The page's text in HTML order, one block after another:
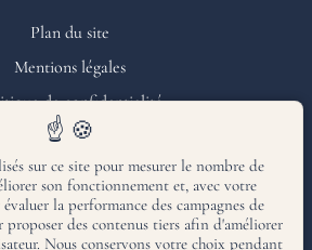
Plan du site
Mentions légales
de confidentialité
Gérer les cookies
: YX PARMAR
Sabre : YX 226231
Galiléo : YX A8486
sur ce site pour mesurer le nombre de
son fonctionnement et, avec votre
la performance des campagnes de
des contenus tiers afin d'améliorer
Nous conservons votre choix pendant